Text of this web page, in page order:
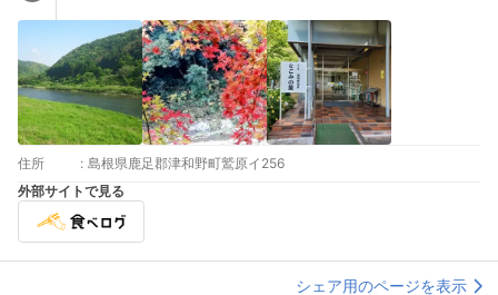
住所 : 島根県鹿足郡津和野町鷲原イ256
外部サイトで見る
シェア用のページを表示